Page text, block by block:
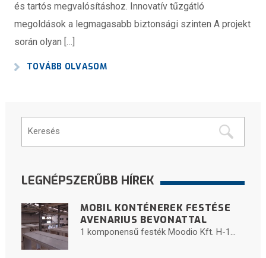
és tartós megvalósításhoz. Innovatív tűzgátló
megoldások a legmagasabb biztonsági szinten A projekt
során olyan […]
TOVÁBB OLVASOM
LEGNÉPSZERŰBB HÍREK
MOBIL KONTÉNEREK FESTÉSE
AVENARIUS BEVONATTAL
1 komponensű festék Moodio Kft. H-1...